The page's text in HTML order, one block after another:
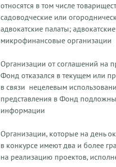
относятся в том числе
садоводческие или
адвокатские палаты;
микрофинансовые организации
Организации от соглашений на
Фонд отказался в текущем или
в связи нецелевым
представления в Фонд
информации
Организации, которые на день
в конкурсе имеют два и более
на реализацию проектов,